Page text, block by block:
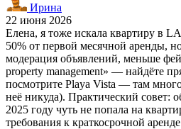
Ирина
22 июня 2026
Елена, я тоже искала квартиру в
50% от первой месячной аренды,
модерация объявлений, меньше
property management» — найдёте
посмотрите Playa Vista — там
неё никуда). Практический совет:
2025 году чуть не попала на
требования к краткосрочной